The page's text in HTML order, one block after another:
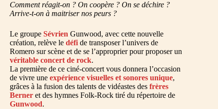
Comment réagit-on ? On coopère ? On se déchire ?
Arrive-t-on à maitriser nos peurs ?
Le groupe Sévrien Gunwood, avec cette nouvelle
création, relève le défi de transposer l’univers de
Romero sur scène et de se l’approprier pour proposer un
véritable concert de rock.
La première de ce ciné-concert vous donnera l’occasion
de vivre une expérience visuelles et sonores unique,
grâces à la fusion des talents de vidéastes des frères
Berner et des hymnes Folk-Rock tiré du répertoire de
Gunwood.